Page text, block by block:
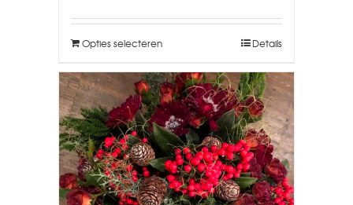
Opties selecteren Details